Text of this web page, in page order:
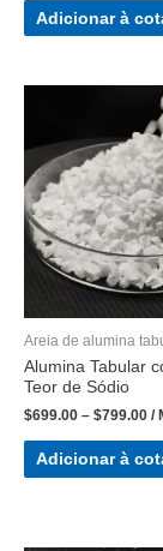
Adicionar à
Areia de alumina
Alumina Tabular
Teor de Sódio
$699.00 – $799.00 /
Adicionar à